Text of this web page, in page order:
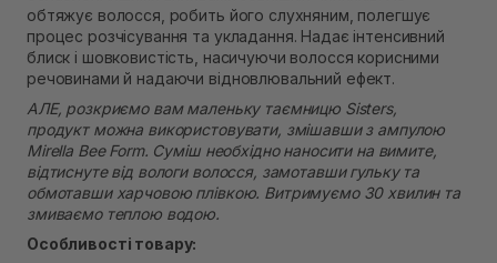
обтяжує волосся, робить його слухняним, полегшує
процес розчісування та укладання. Надає інтенсивний
блиск і шовковистість, насичуючи волосся корисними
речовинами й надаючи відновлювальний ефект.
АЛЕ, розкриємо вам маленьку таємницю Sisters,
продукт можна використовувати, змішавши з ампулою
Mirella Bee Form. Суміш необхідно наносити на вимите,
відтиснуте від вологи волосся, замотавши гульку та
обмотавши харчовою плівкою. Витримуємо 30 хвилин та
змиваємо теплою водою.
Особливості товару: